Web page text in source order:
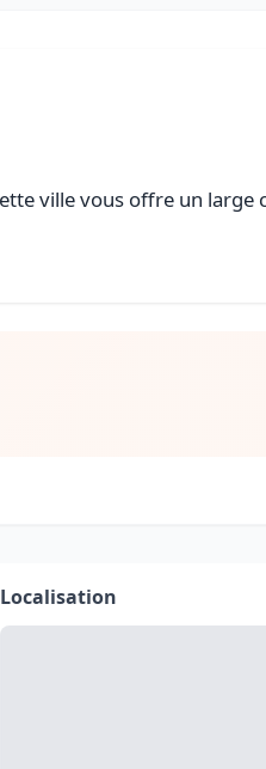
ville vous offre un large
Localisation